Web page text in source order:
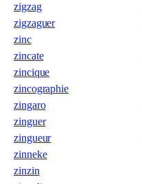
zigzag
zigzaguer
zinc
zincate
zincique
zincographie
zingaro
zinguer
zingueur
zinneke
zinzin